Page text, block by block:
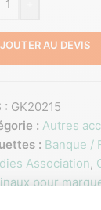
AU DEVIS
: GK20215
: Autres
: Banque /
Association,
pour